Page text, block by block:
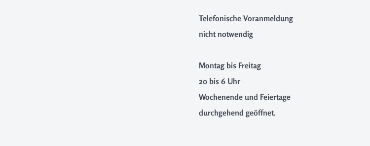
Telefonische Voranmeldung
nicht notwendig
Montag bis Freitag
20 bis 6 Uhr
Wochenende und Feiertage
durchgehend geöffnet.